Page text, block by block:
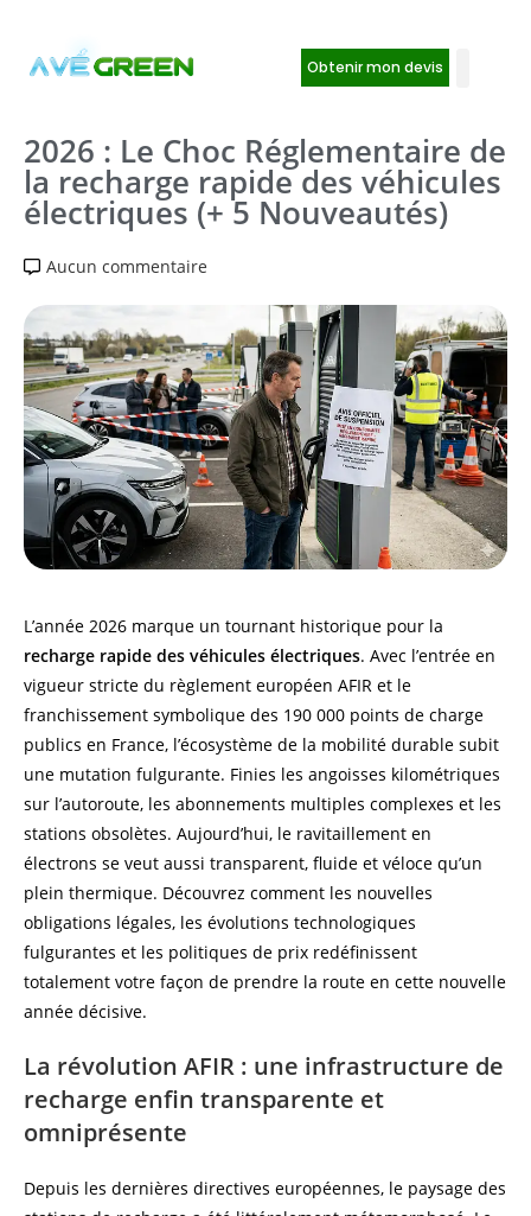
Obtenir mon devis
2026 : Le Choc Réglementaire de
la recharge rapide des véhicules
électriques (+ 5 Nouveautés)
Aucun commentaire
L’année 2026 marque un tournant historique pour la
recharge rapide des véhicules électriques. Avec l’entrée en
vigueur stricte du règlement européen AFIR et le
franchissement symbolique des 190 000 points de charge
publics en France, l’écosystème de la mobilité durable subit
une mutation fulgurante. Finies les angoisses kilométriques
sur l’autoroute, les abonnements multiples complexes et les
stations obsolètes. Aujourd’hui, le ravitaillement en
électrons se veut aussi transparent, fluide et véloce qu’un
plein thermique. Découvrez comment les nouvelles
obligations légales, les évolutions technologiques
fulgurantes et les politiques de prix redéfinissent
totalement votre façon de prendre la route en cette nouvelle
année décisive.
La révolution AFIR : une infrastructure de
recharge enfin transparente et
omniprésente
Depuis les dernières directives européennes, le paysage des